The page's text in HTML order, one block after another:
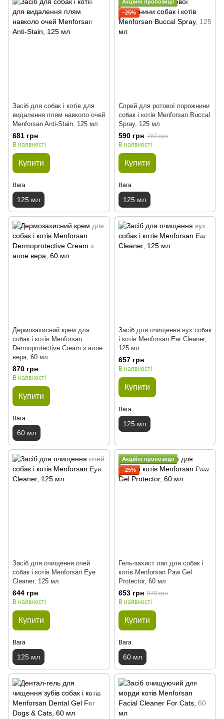
Засіб для собак і котів для
видалення плям навколо очей
Menforsan Anti-Stain, 125 мл
681 грн
В наявності
Купити
Вага
125 мл
Акційні пропозиції
−25%
Спрей для ротової порожнини
собак і котів Menforsan Buccal
Spray, 125 мл
590 грн 787 грн
В наявності
Купити
Вага
125 мл
Дермозахисний крем для
собак і котів Menforsan
Dermoprotective Cream з алое
вера, 60 мл
870 грн
В наявності
Купити
Вага
60 мл
Засіб для очищення вух собак
і котів Menforsan Ear Cleaner,
125 мл
657 грн
В наявності
Купити
Вага
125 мл
Засіб для очищення очей
собак і котів Menforsan Eye
Cleaner, 125 мл
644 грн
В наявності
Купити
Вага
125 мл
Акційні пропозиції
−25%
Гель-захист лап для собак і
котів Menforsan Paw Gel
Protector, 60 мл
653 грн 870 грн
В наявності
Купити
Вага
60 мл